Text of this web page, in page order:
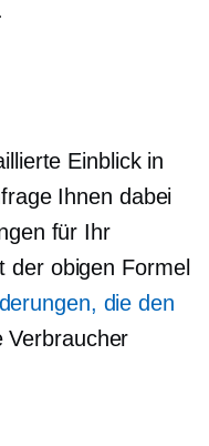
Einblick in
Ihnen dabei
für Ihr
der obigen Formel
die den
Verbraucher